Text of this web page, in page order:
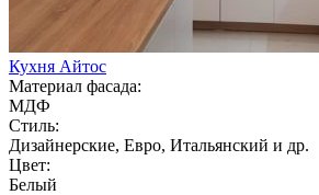
Кухня Айтос
Материал фасада:
МДФ
Стиль:
Дизайнерские, Евро, Итальянский и др.
Цвет:
Белый